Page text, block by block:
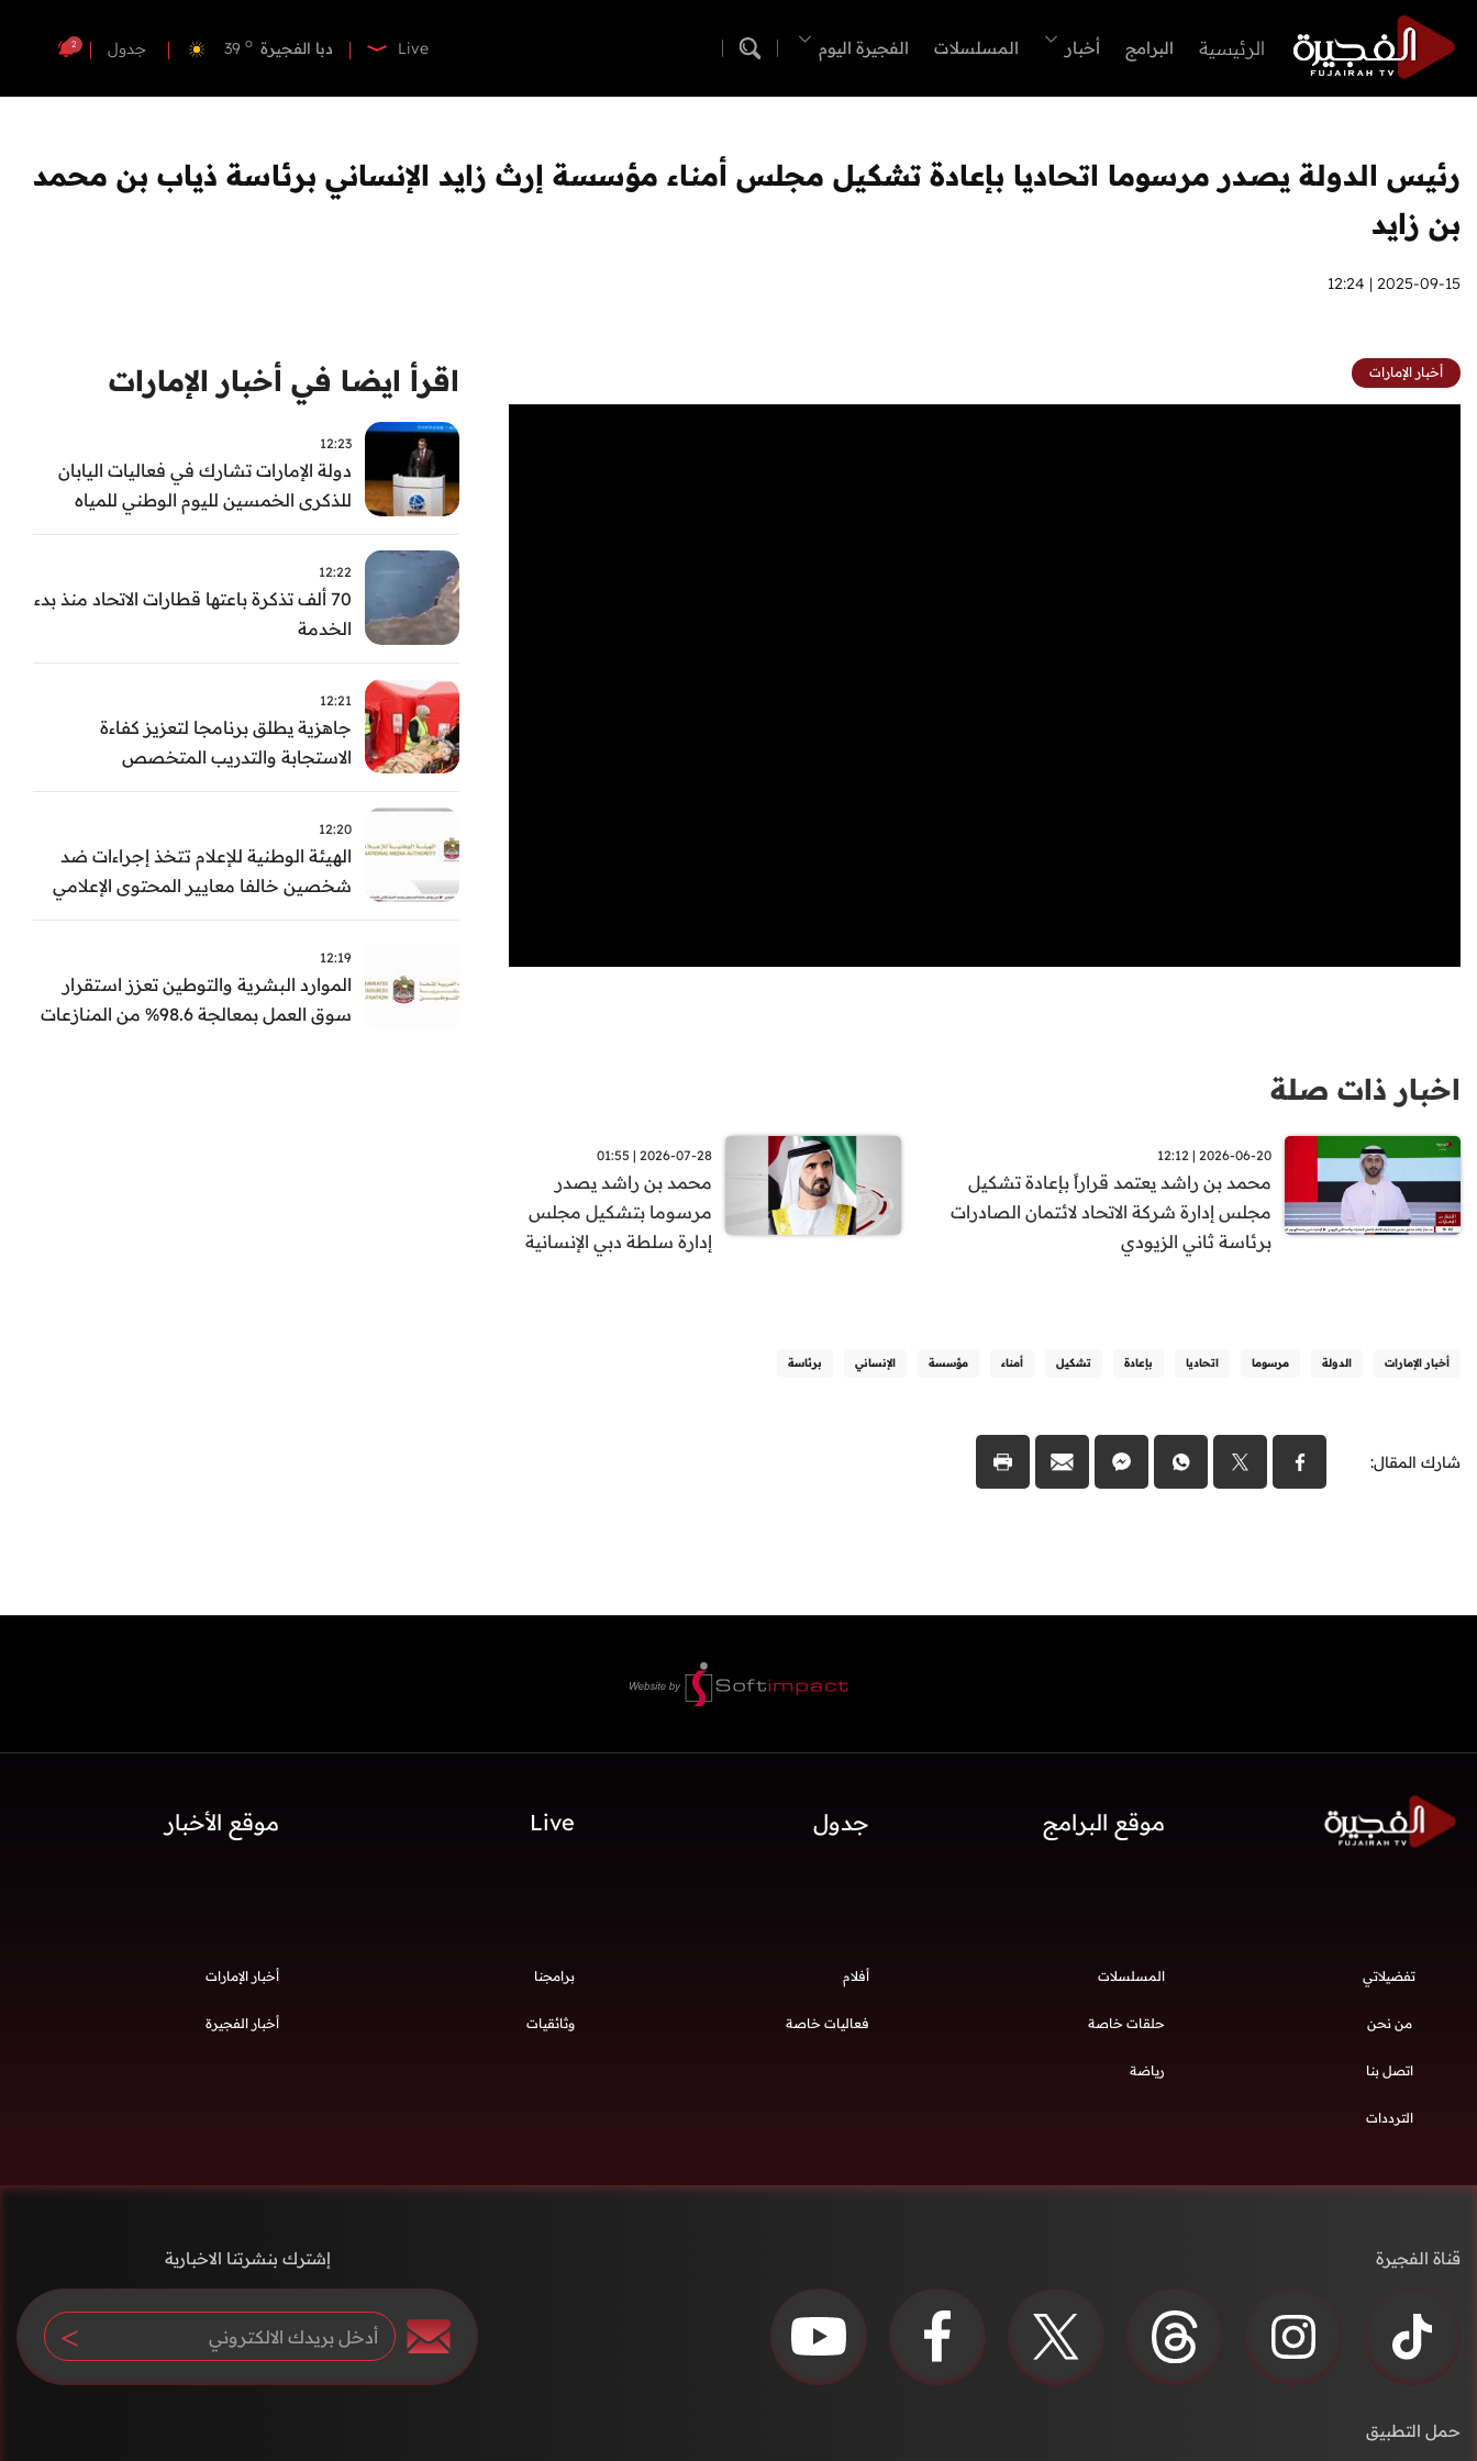
الرئيسية البرامج أخبار المسلسلات الفجيرة اليوم Live دبا الفجيرة 39 o
أم القيوين 40 o
جدول 2
رئيس الدولة يصدر مرسوما اتحاديا بإعادة تشكيل مجلس أمناء مؤسسة إرث زايد الإنساني برئاسة ذياب بن محمد
بن زايد
2025-09-15 | 12:24
أخبار الإمارات
اخبار ذات صلة
2026-06-20 | 12:12
محمد بن راشد يعتمد قراراً بإعادة تشكيل
مجلس إدارة شركة الاتحاد لائتمان الصادرات
برئاسة ثاني الزيودي
2026-07-28 | 01:55
محمد بن راشد يصدر
مرسوما بتشكيل مجلس
إدارة سلطة دبي الإنسانية
أخبار الإمارات الدولة مرسوما اتحاديا بإعادة تشكيل أمناء مؤسسة الإنساني برئاسة
شارك المقال:
اقرأ ايضا في أخبار الإمارات
12:23
دولة الإمارات تشارك في فعاليات اليابان
للذكرى الخمسين لليوم الوطني للمياه
وأسبوع المياه
12:22
70 ألف تذكرة باعتها قطارات الاتحاد منذ بدء
الخدمة
12:21
جاهزية يطلق برنامجا لتعزيز كفاءة
الاستجابة والتدريب المتخصص
12:20
الهيئة الوطنية للإعلام تتخذ إجراءات ضد
شخصين خالفا معايير المحتوى الإعلامي
12:19
الموارد البشرية والتوطين تعزز استقرار
سوق العمل بمعالجة 98.6% من المنازعات
موقع البرامج جدول Live موقع الأخبار
تفضيلاتي
من نحن
اتصل بنا
الترددات
المسلسلات أفلام برامجنا
حلقات خاصة فعاليات خاصة وثائقيات
رياضة
أخبار الإمارات
أخبار الفجيرة
قناة الفجيرة
حمل التطبيق
إشترك بنشرتنا الاخبارية